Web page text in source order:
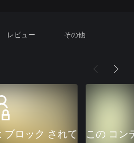
レビュー その他
ブロック されて
この コン